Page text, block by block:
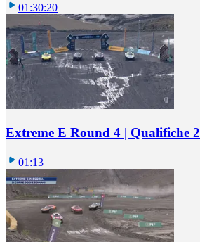
01:30:20
Extreme E Round 4 | Qualifiche 2
01:13